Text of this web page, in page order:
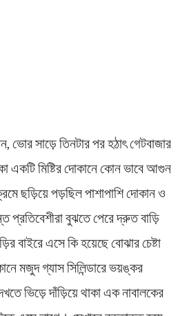
ভোর সাড়ে তিনটার পর হঠাৎ গেটবাজার
একটি মিষ্টির দোকানে কোন ভাবে আগুন
ছড়িয়ে পড়ছিল পাশাপাশি দোকান ও
প্রতিবেশীরা বুঝতে পেরে দ্রুত বাড়ি
বাইরে এসে কি হয়েছে বোঝার চেষ্টা
মজুদ গ্যাস সিলিন্ডারে ভয়ঙ্কর
ভিড়ে দাঁড়িয়ে থাকা এক নাবালকের